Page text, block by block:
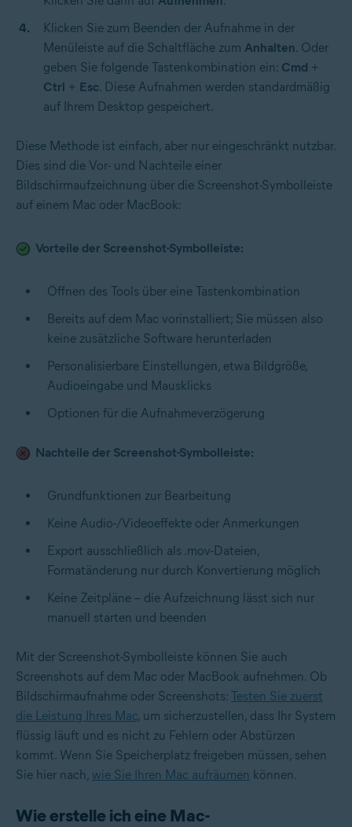
Klicken Sie zum Beenden der Aufnahme in der
Menüleiste auf die Schaltfläche zum Anhalten. Oder
geben Sie folgende Tastenkombination ein: Cmd +
Ctrl + Esc. Diese Aufnahmen werden standardmäßig
auf Ihrem Desktop gespeichert.
Diese Methode ist einfach, aber nur eingeschränkt nutzbar.
Dies sind die Vor- und Nachteile einer
Bildschirmaufzeichnung über die Screenshot-Symbolleiste
auf einem Mac oder MacBook:
Vorteile der Screenshot-Symbolleiste:
Öffnen des Tools über eine Tastenkombination
Bereits auf dem Mac vorinstalliert; Sie müssen also
keine zusätzliche Software herunterladen
Personalisierbare Einstellungen, etwa Bildgröße,
Audioeingabe und Mausklicks
Optionen für die Aufnahmeverzögerung
Nachteile der Screenshot-Symbolleiste:
Grundfunktionen zur Bearbeitung
Keine Audio-/Videoeffekte oder Anmerkungen
Export ausschließlich als .mov-Dateien,
Formatänderung nur durch Konvertierung möglich
Keine Zeitpläne – die Aufzeichnung lässt sich nur
manuell starten und beenden
Mit der Screenshot-Symbolleiste können Sie auch
Screenshots auf dem Mac oder MacBook aufnehmen. Ob
Bildschirmaufnahme oder Screenshots: Testen Sie zuerst
die Leistung Ihres Mac, um sicherzustellen, dass Ihr System
flüssig läuft und es nicht zu Fehlern oder Abstürzen
kommt. Wenn Sie Speicherplatz freigeben müssen, sehen
Sie hier nach, wie Sie Ihren Mac aufräumen können.
Wie erstelle ich eine Mac-